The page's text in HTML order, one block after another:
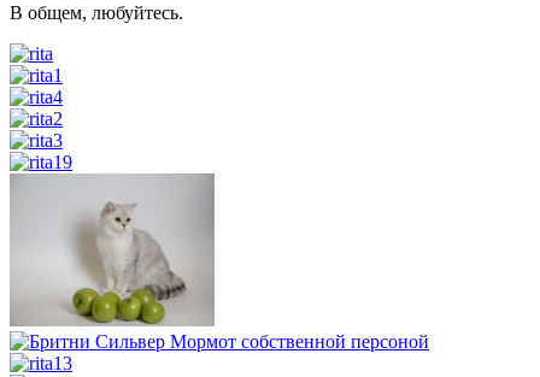
В общем, любуйтесь.